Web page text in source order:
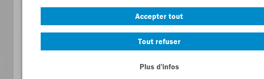
En tant que
Accepter tout
Tout refuser
Plus d'infos